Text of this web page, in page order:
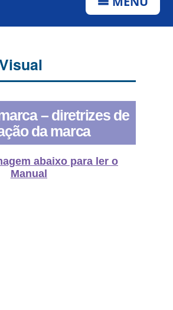
– diretrizes de
da marca
abaixo para ler o
Manual